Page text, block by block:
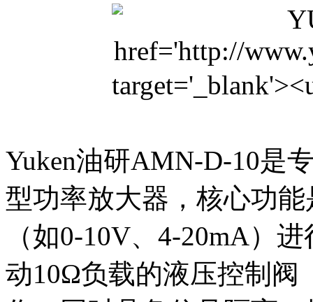
Yuken油研AMN-D-10是
型功率放大器，核心功
（如0-10V、4-20mA）
动10Ω负载的液压控制阀